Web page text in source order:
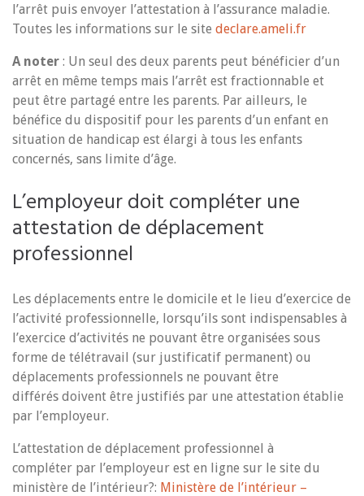
l’arrêt puis envoyer l’attestation à l’assurance maladie.
Toutes les informations sur le site declare.ameli.fr
A noter : Un seul des deux parents peut bénéficier d’un
arrêt en même temps mais l’arrêt est fractionnable et
peut être partagé entre les parents. Par ailleurs, le
bénéfice du dispositif pour les parents d’un enfant en
situation de handicap est élargi à tous les enfants
concernés, sans limite d’âge.
L’employeur doit compléter une
attestation de déplacement
professionnel
Les déplacements entre le domicile et le lieu d’exercice de
l’activité professionnelle, lorsqu’ils sont indispensables à
l’exercice d’activités ne pouvant être organisées sous
forme de télétravail (sur justificatif permanent) ou
déplacements professionnels ne pouvant être
différés doivent être justifiés par une attestation établie
par l’employeur.
L’attestation de déplacement professionnel à
compléter par l’employeur est en ligne sur le site du
ministère de l’intérieur?: Ministère de l’intérieur –